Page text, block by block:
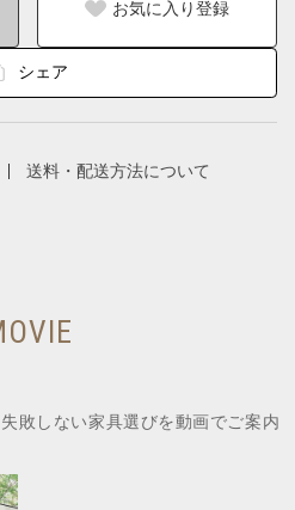
お気に入り登録
シェア
送料・配送方法について
敗しない家具選びを動画でご案内